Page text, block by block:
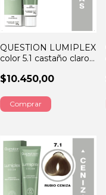
QUESTION LUMIPLEX
color 5.1 castaño claro
$10.450,00